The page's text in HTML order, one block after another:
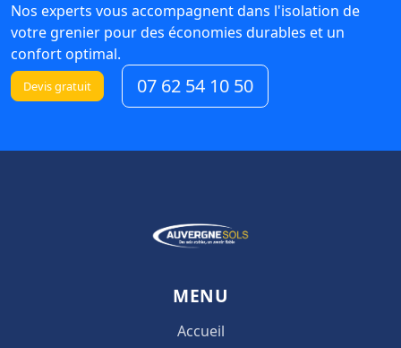
Nos experts vous accompagnent dans l'isolation de
votre grenier pour des économies durables et un
confort optimal.
Devis gratuit 07 62 54 10 50
MENU
Accueil